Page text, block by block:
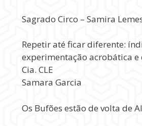
Sagrado Circo – Samira
Repetir até ficar diferente:
experimentação acrobática e
Cia. CLE
Samara Garcia
Os Bufões estão de volta de